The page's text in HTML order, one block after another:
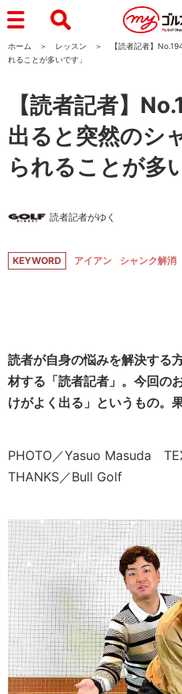
ホーム レッスン
【読者記者】
れることが多いです」
【読者記者】
出ると突然のシ
られることが多
読者記者がゆく
KEYWORD アイアン シャンク解消
読者が自身の悩みを解決する
材する「読者記者」。今回の
けがよく出る」というもの。
PHOTO／Yasuo Masuda
THANKS／Bull Golf